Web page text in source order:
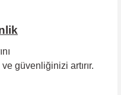
güvenliğinizi artırır.